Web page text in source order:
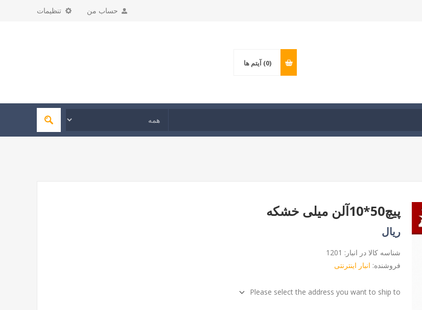
تنظیمات حساب من
(0) آیتم ها
پیچ50*10آلن میلی خشکه
ریال
شناسه کالا در انبار: 1201
فروشنده: انبار اینترنتی
Please select the address you want to ship to